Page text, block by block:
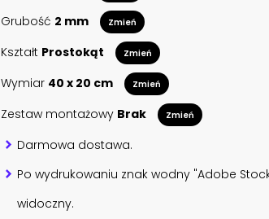
Grubość 2 mm Zmień
Kształt Prostokąt Zmień
Wymiar 40 x 20 cm Zmień
Zestaw montażowy Brak Zmień
Darmowa dostawa.
Po wydrukowaniu znak wodny "Adobe
widoczny.